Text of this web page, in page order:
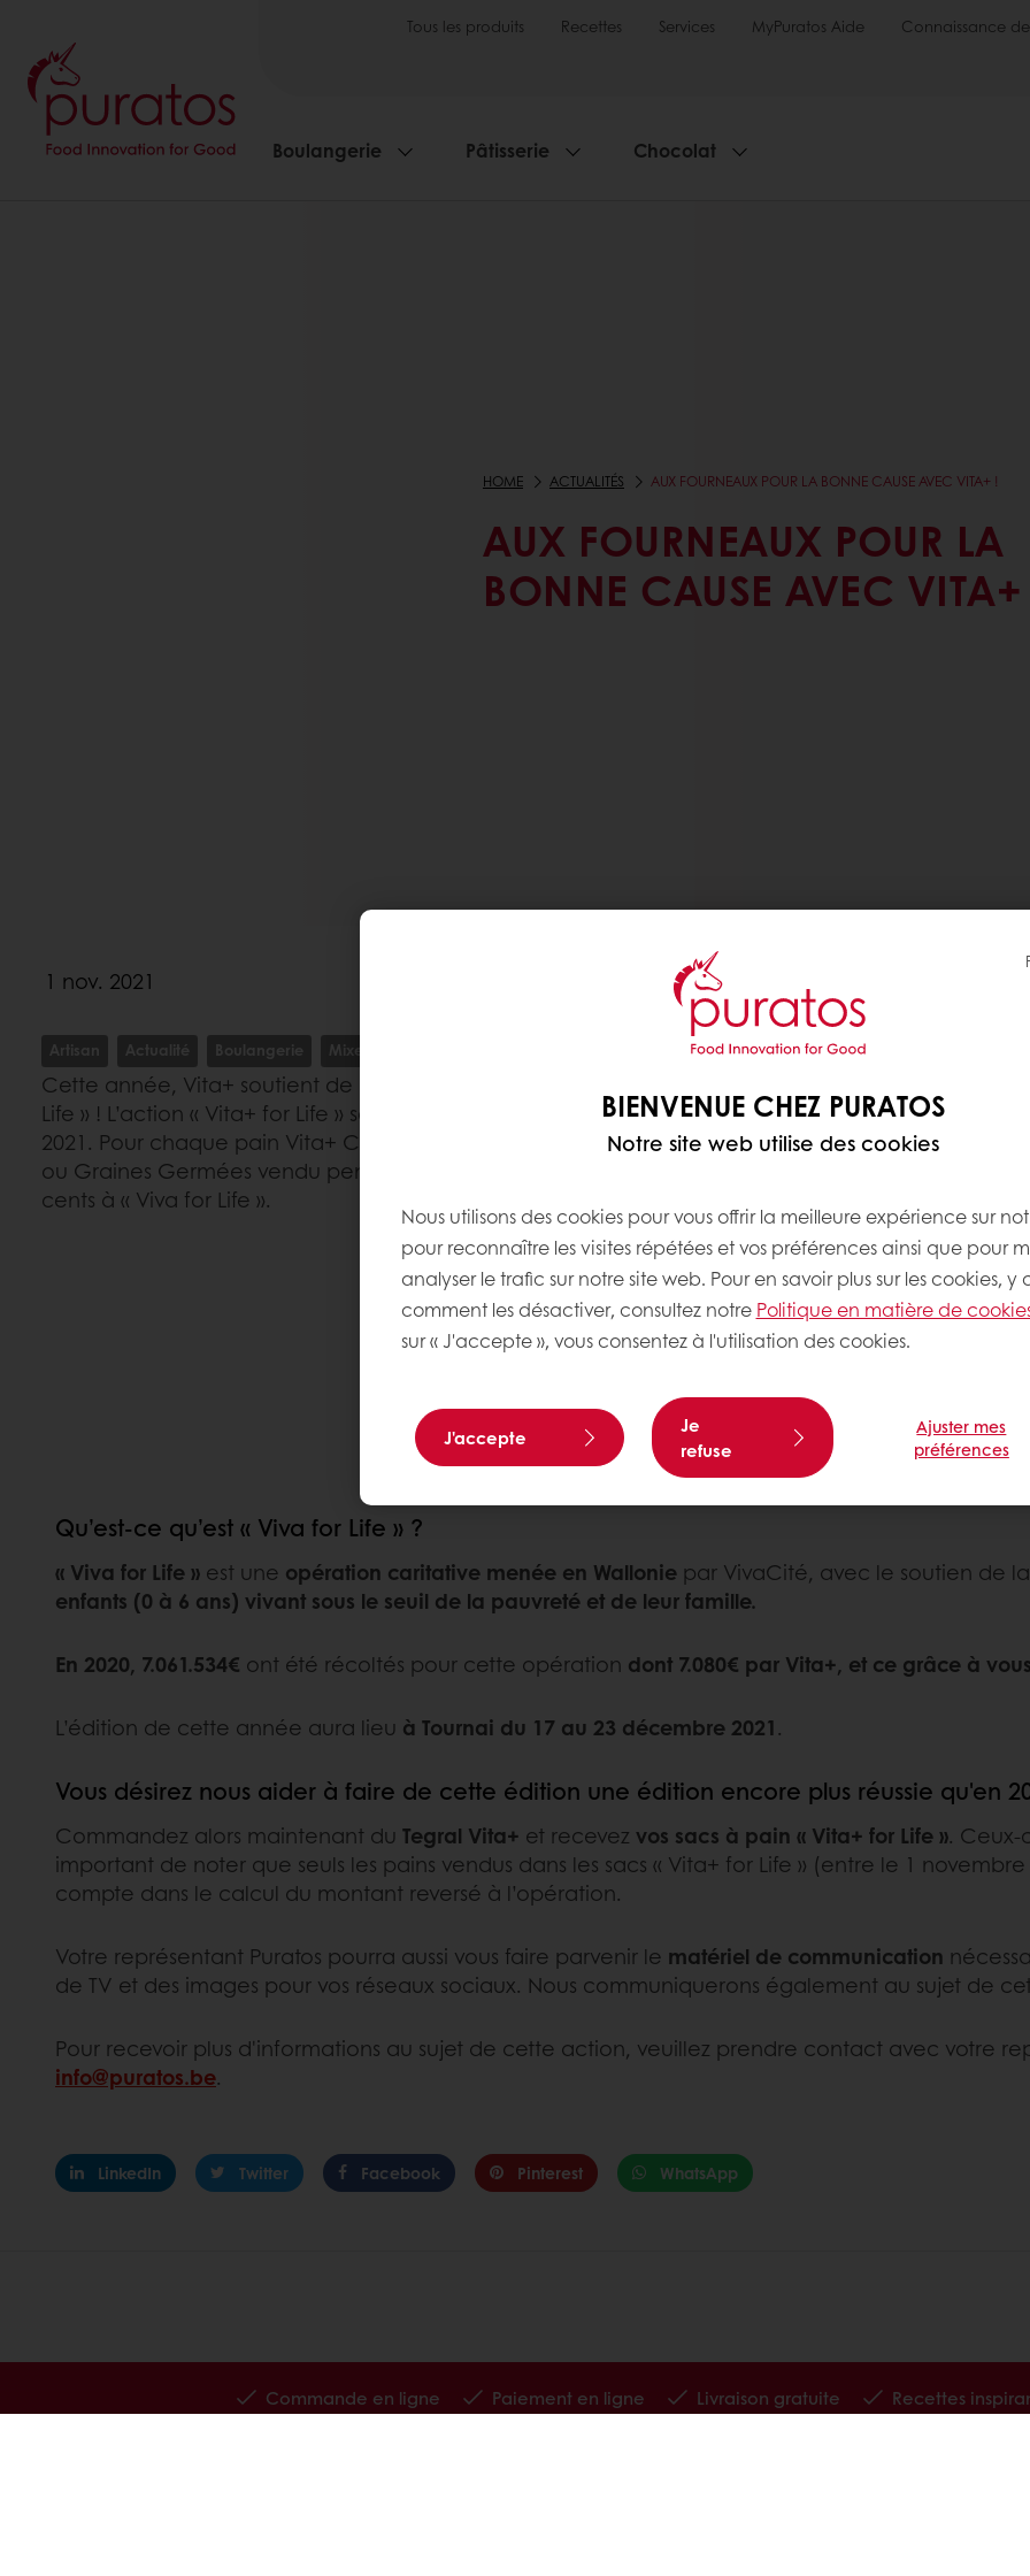
Tous les produits Recettes Services MyPuratos Aide Connaissance
Boulangerie Pâtisserie Chocolat
HOME ACTUALITÉS AUX FOURNEAUX POUR LA BONNE CAUSE AVEC VITA+ !
AUX FOURNEAUX POUR LA
BONNE CAUSE AVEC
1 nov. 2021
Artisan Actualité Boulangerie Mixes à pain
Cette année, Vita+ soutient de nouveau chaleureusement « Viva for
Life » ! L’action « Vita+ for Life » se tient du 1 novembre au 12 décembre
2021. Pour chaque pain Vita+ Céréales Complètes, Flocons d’Avoine
ou Graines Germées vendu pendant cette période, nous offrirons 5
cents à « Viva for Life ».
Qu’est-ce qu’est « Viva for Life » ?
« Viva for Life » est une opération caritative menée en Wallonie par VivaCité, avec le soutien de la
enfants (0 à 6 ans) vivant sous le seuil de la pauvreté et de leur famille.
En 2020, 7.061.534€ ont été récoltés pour cette opération dont 7.080€ par Vita+, et ce grâce à
L’édition de cette année aura lieu à Tournai du 17 au 23 décembre 2021.
Vous désirez nous aider à faire de cette édition une édition encore plus réussie qu'en
Commandez alors maintenant du Tegral Vita+ et recevez vos sacs à pain « Vita+ for Life ». Ceux-
important de noter que seuls les pains vendus dans les sacs « Vita+ for Life » (entre le 1
compte dans le calcul du montant reversé à l’opération.
Votre représentant Puratos pourra aussi vous faire parvenir le matériel de communication
de TV et des images pour vos réseaux sociaux. Nous communiquerons également au sujet de
Pour recevoir plus d'informations au sujet de cette action, veuillez prendre contact avec votre
info@puratos.be.
LinkedIn Twitter Facebook Pinterest WhatsApp
BIENVENUE CHEZ PURATOS
Notre site web utilise des cookies
Nous utilisons des cookies pour vous offrir la meilleure expérience sur
pour reconnaître les visites répétées et vos préférences ainsi que pour
analyser le trafic sur notre site web. Pour en savoir plus sur les cookies, y
comment les désactiver, consultez notre Politique en matière de
sur « J'accepte », vous consentez à l'utilisation des cookies.
J'accepte
Je
refuse
Ajuster mes
préférences
Commande en ligne Paiement en ligne Livraison gratuite Recettes